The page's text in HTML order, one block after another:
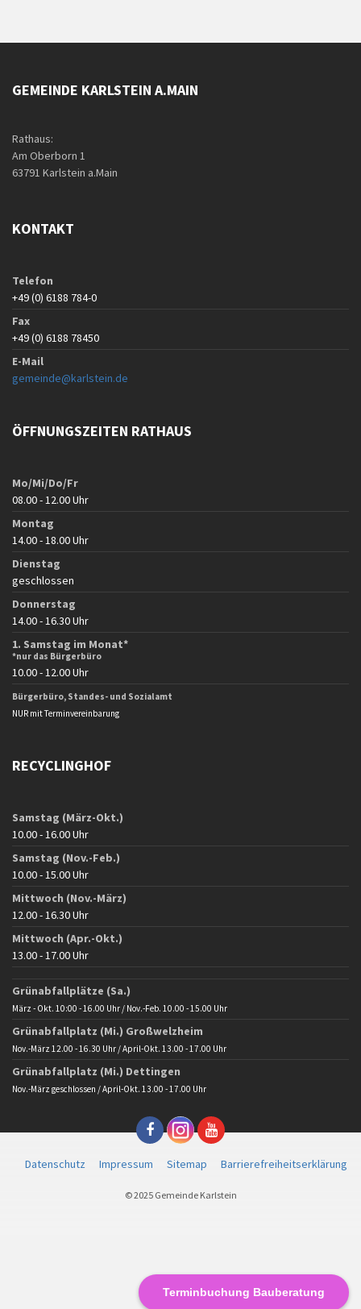
Terminbuchung Bauberatung
GEMEINDE KARLSTEIN A.MAIN
Rathaus:
Am Oberborn 1
63791 Karlstein a.Main
KONTAKT
Telefon
+49 (0) 6188 784-0
Fax
+49 (0) 6188 78450
E-Mail
gemeinde@karlstein.de
ÖFFNUNGSZEITEN RATHAUS
Mo/Mi/Do/Fr
08.00 - 12.00 Uhr
Montag
14.00 - 18.00 Uhr
Dienstag
geschlossen
Donnerstag
14.00 - 16.30 Uhr
1. Samstag im Monat*
*nur das Bürgerbüro
10.00 - 12.00 Uhr
Bürgerbüro, Standes- und Sozialamt
NUR mit Terminvereinbarung
RECYCLINGHOF
Samstag (März-Okt.)
10.00 - 16.00 Uhr
Samstag (Nov.-Feb.)
10.00 - 15.00 Uhr
Mittwoch (Nov.-März)
12.00 - 16.30 Uhr
Mittwoch (Apr.-Okt.)
13.00 - 17.00 Uhr
Grünabfallplätze (Sa.)
März - Okt. 10:00 - 16.00 Uhr / Nov.-Feb. 10.00 - 15.00 Uhr
Grünabfallplatz (Mi.) Großwelzheim
Nov.-März 12.00 - 16.30 Uhr / April-Okt. 13.00 - 17.00 Uhr
Grünabfallplatz (Mi.) Dettingen
Nov.-März geschlossen / April-Okt. 13.00 - 17.00 Uhr
Datenschutz Impressum Sitemap Barrierefreiheitserklärung
© 2025 Gemeinde Karlstein